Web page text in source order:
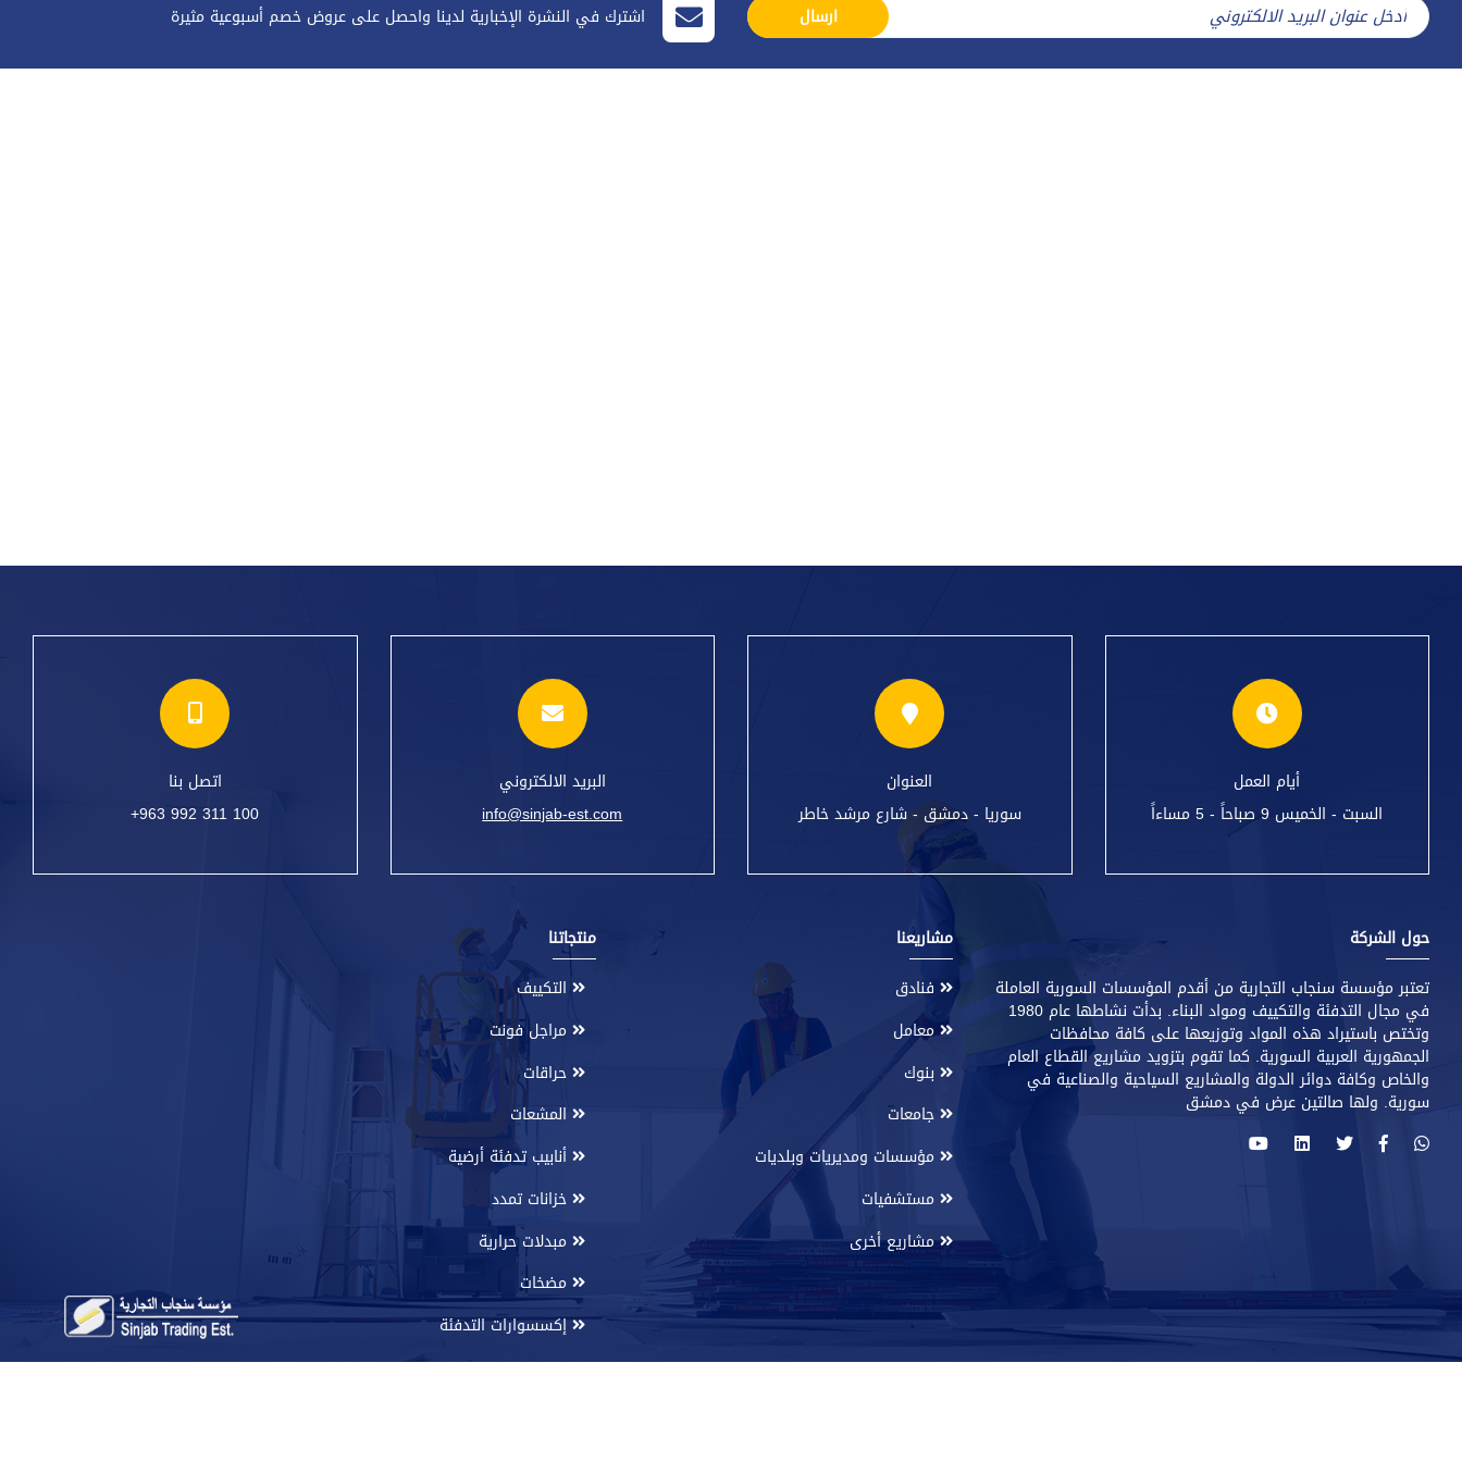
ارسال اشترك في النشرة الإخبارية لدينا واحصل على عروض خصم أسبوعية مثيرة
أيام العمل
السبت - الخميس 9 صباحاً - 5 مساءاً
العنوان
سوريا - دمشق - شارع مرشد خاطر
البريد الالكتروني
info@sinjab-est.com
اتصل بنا
+963 992 311 100
حول الشركة
تعتبر مؤسسة سنجاب التجارية من أقدم المؤسسات السورية العاملة
في مجال التدفئة والتكييف ومواد البناء. بدأت نشاطها عام 1980
وتختص باستيراد هذه المواد وتوزيعها على كافة محافظات
الجمهورية العربية السورية. كما تقوم بتزويد مشاريع القطاع العام
والخاص وكافة دوائر الدولة والمشاريع السياحية والصناعية في
سورية. ولها صالتين عرض في دمشق
مشاريعنا
فنادق
معامل
بنوك
جامعات
مؤسسات ومديريات وبلديات
مستشفيات
مشاريع أخرى
منتجاتنا
التكييف
مراجل فونت
حراقات
المشعات
أنابيب تدفئة أرضية
خزانات تمدد
مبدلات حرارية
مضخات
إكسسوارات التدفئة